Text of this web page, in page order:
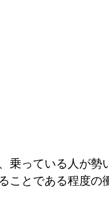
乗っている人が勢
ことである程度の